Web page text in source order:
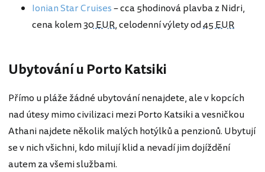
Ionian Star Cruises– cca 5hodinová plavba z Nidri,
cena kolem30 EUR, celodenní výlety od45 EUR
Ubytování u Porto Katsiki
Přímo u pláže žádné ubytování nenajdete, ale v kopcích
nad útesy mimo civilizaci mezi Porto Katsiki a vesničkou
Athani najdete několik malých hotýlků a penzionů. Ubytují
se v nich všichni, kdo milují klid a nevadí jim dojíždění
autem za všemi službami.